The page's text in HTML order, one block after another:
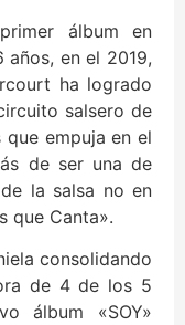
álbum en
en el 2019,
ha logrado
salsero de
empuja en el
de ser una de
la salsa no en
que Canta».
consolidando
de 4 de los 5
álbum «SOY»